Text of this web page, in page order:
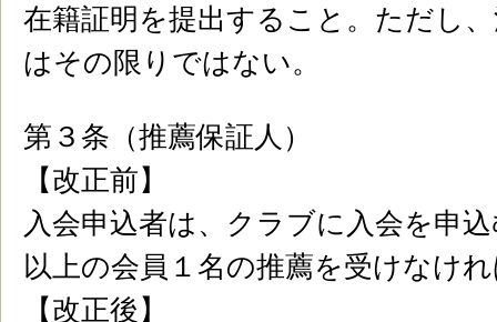
在籍証明を提出すること。ただし
はその限りではない。
第３条（推薦保証人）
【改正前】
入会申込者は、クラブに入会を申
以上の会員１名の推薦を受けなけ
【改正後】